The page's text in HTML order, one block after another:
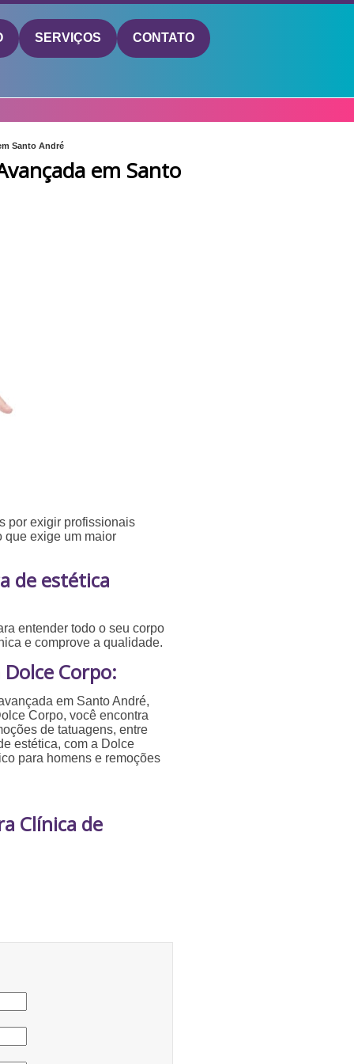
SERVIÇOS CONTATO
Santo André
em Santo
por exigir profissionais
que exige um maior
de estética
entender todo o seu corpo
e comprove a qualidade.
Corpo:
em Santo André,
Corpo, você encontra
de tatuagens, entre
estética, com a Dolce
para homens e remoções
Clínica de